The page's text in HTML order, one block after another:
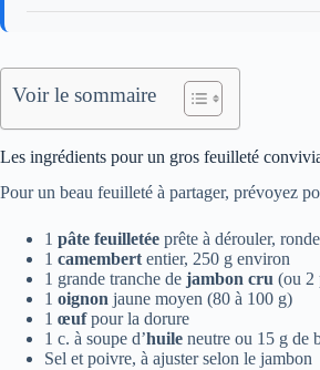
Voir le sommaire
Les ingrédients pour un gros feuilleté
Pour un beau feuilleté à partager, prévoyez
1 pâte feuilletée prête à dérouler,
1 camembertentier, 250 g environ
1 grande tranche de jambon cru (ou 2
1 oignon jaune moyen (80 à 100 g)
1 œufpour la dorure
1 c. à soupe d’huile neutre ou 15 g de
Sel et poivre, à ajuster selon le jambon